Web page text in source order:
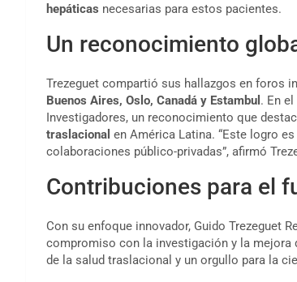
hepáticas necesarias para estos pacientes.
Un reconocimiento
Trezeguet compartió sus hallazgos en foros
Buenos Aires, Oslo, Canadá y Estambul . En
Investigadores, un reconocimiento que
traslacional en América Latina. “Este logro
colaboraciones público-privadas”, afirmó
Contribuciones para el
Con su enfoque innovador, Guido Trezeguet
compromiso con la investigación y la mejora
de la salud traslacional y un orgullo para la